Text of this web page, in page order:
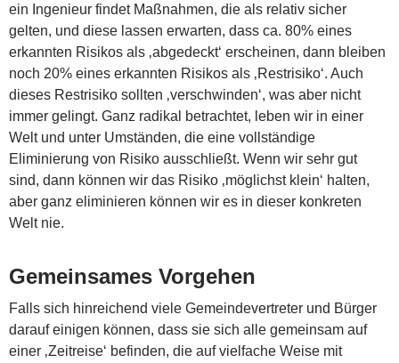
ein Ingenieur findet Maßnahmen, die als relativ sicher
gelten, und diese lassen erwarten, dass ca. 80% eines
erkannten Risikos als ‚abgedeckt‘ erscheinen, dann bleiben
noch 20% eines erkannten Risikos als ‚Restrisiko‘. Auch
dieses Restrisiko sollten ‚verschwinden‘, was aber nicht
immer gelingt. Ganz radikal betrachtet, leben wir in einer
Welt und unter Umständen, die eine vollständige
Eliminierung von Risiko ausschließt. Wenn wir sehr gut
sind, dann können wir das Risiko ‚möglichst klein‘ halten,
aber ganz eliminieren können wir es in dieser konkreten
Welt nie.
Gemeinsames Vorgehen
Falls sich hinreichend viele Gemeindevertreter und Bürger
darauf einigen können, dass sie sich alle gemeinsam auf
einer ‚Zeitreise‘ befinden, die auf vielfache Weise mit